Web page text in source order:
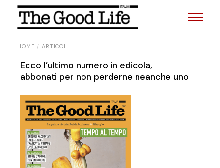
HOME ARTICOLI
Ecco l’ultimo numero in edicola,
abbonati per non perderne neanche uno